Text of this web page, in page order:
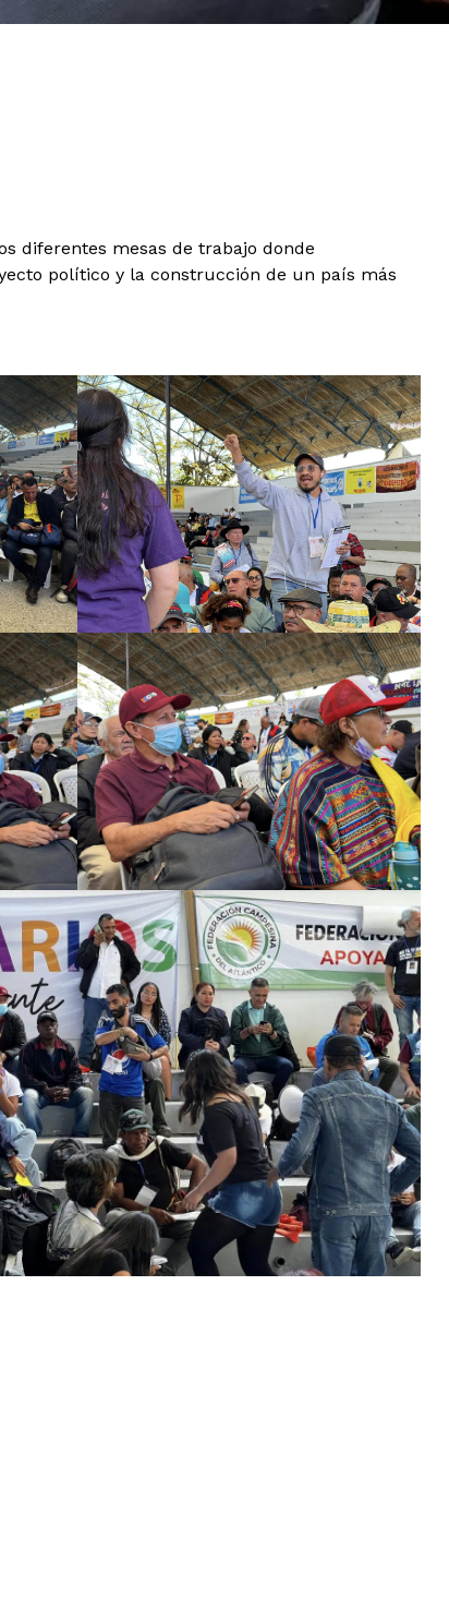
diferentes mesas de trabajo donde
político y la construcción de un país más